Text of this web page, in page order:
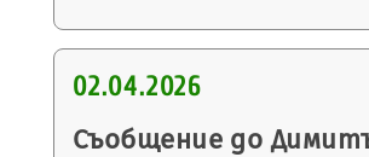
02.04.2026
Съобщение до